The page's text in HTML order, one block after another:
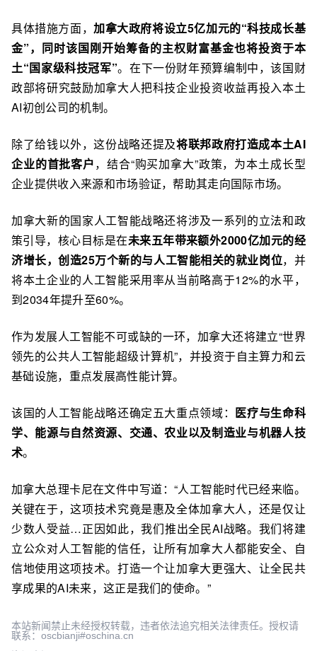
具体措施方面，加拿大政府将设立5亿加元的“科技成长基
金”，同时该国刚开始筹备的主权财富基金也将投资于本
土“国家级科技冠军”。在下一份财年预算编制中，该国财
政部将研究鼓励加拿大人把科技企业投资收益再投入本土
AI初创公司的机制。
除了给钱以外，这份战略还提及将联邦政府打造成本土AI
企业的首批客户，结合“购买加拿大”政策，为本土成长型
企业提供收入来源和市场验证，帮助其走向国际市场。
加拿大新的国家人工智能战略还将涉及一系列的立法和政
策引导，核心目标是在未来五年带来额外2000亿加元的经
济增长，创造25万个新的与人工智能相关的就业岗位，并
将本土企业的人工智能采用率从当前略高于12%的水平，
到2034年提升至60%。
作为发展人工智能不可或缺的一环，加拿大还将建立“世界
领先的公共人工智能超级计算机”，并投资于自主算力和云
基础设施，重点发展高性能计算。
该国的人工智能战略还确定五大重点领域： 医疗与生命科
学、能源与自然资源、交通、农业以及制造业与机器人技
术。
加拿大总理卡尼在文件中写道：“人工智能时代已经来临。
关键在于，这项技术究竟是惠及全体加拿大人，还是仅让
少数人受益…正因如此，我们推出全民AI战略。我们将建
立公众对人工智能的信任，让所有加拿大人都能安全、自
信地使用这项技术。打造一个让加拿大更强大、让全民共
享成果的AI未来，这正是我们的使命。”
本站新闻禁止未经授权转载，违者依法追究相关法律责任。授权请
联系：oscbianji#oschina.cn